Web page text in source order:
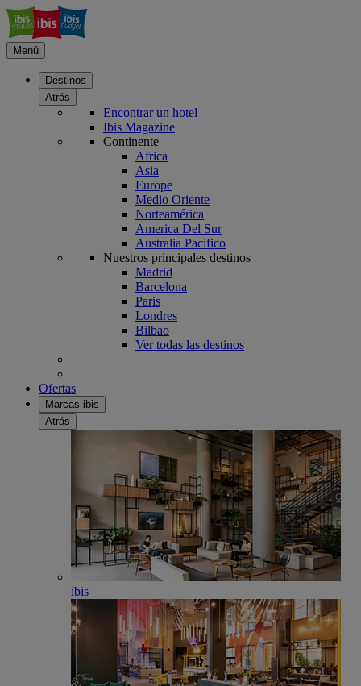
Menú
Destinos
Atrás
Encontrar un hotel
Ibis Magazine
Continente
Africa
Asia
Europe
Medio Oriente
Norteamérica
America Del Sur
Australia Pacifico
Nuestros principales destinos
Madrid
Barcelona
Paris
Londres
Bilbao
Ver todas las destinos
Ofertas
Marcas ibis
Atrás
ibis